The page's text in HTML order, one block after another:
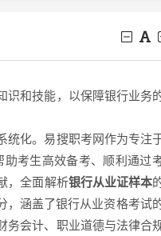
识和技能，以保障银行业务
统化。易搜职考网作为专注
考生高效备考、顺利通过
，全面解析银行从业证样本
，涵盖了银行从业资格考试
务会计、职业道德与法律合